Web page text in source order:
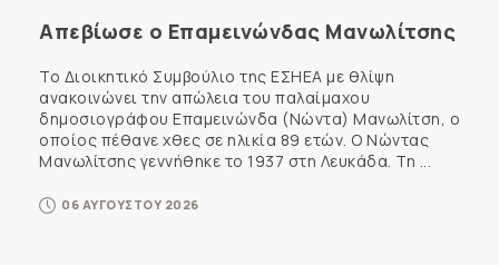
Απεβίωσε ο Επαμεινώνδας Μανωλίτσης
Το Διοικητικό Συμβούλιο της ΕΣΗΕΑ με θλίψη
ανακοινώνει την απώλεια του παλαίμαχου
δημοσιογράφου Επαμεινώνδα (Νώντα) Μανωλίτση, ο
οποίος πέθανε χθες σε ηλικία 89 ετών. Ο Νώντας
Μανωλίτσης γεννήθηκε το 1937 στη Λευκάδα. Τη ...
06 ΑΥΓΟΥΣΤΟΥ 2026